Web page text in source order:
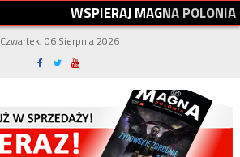
WSPIERAJMAGNAPOLONIA
Czwartek, 06 Sierpnia 2026